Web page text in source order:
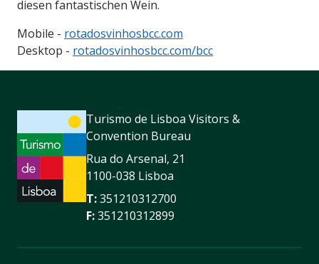
diesen fantastischen Wein.
Mobile - rotadosvinhosbcc.com
Desktop - rotadosvinhosbcc.com/bcc
Turismo de Lisboa Visitors &
Convention Bureau
Rua do Arsenal, 21
1100-038 Lisboa
T:351210312700
F:351210312899